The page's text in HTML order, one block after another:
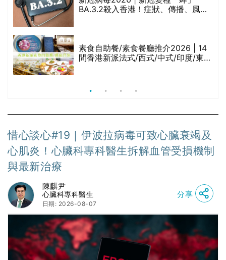
BA.3.2殺入香港！症狀、傳播、風險
素食自助餐/素食餐廳推介2026 | 14
間香港新派法式/西式/中式/印度/東南
惜心談心#19｜伊波拉病毒可致心臟衰竭及
心肌炎！心臟科專科醫生拆解血管受損機制
與最新治療
陳麒尹
心臟科專科醫生
日期: 2026-08-07
分享